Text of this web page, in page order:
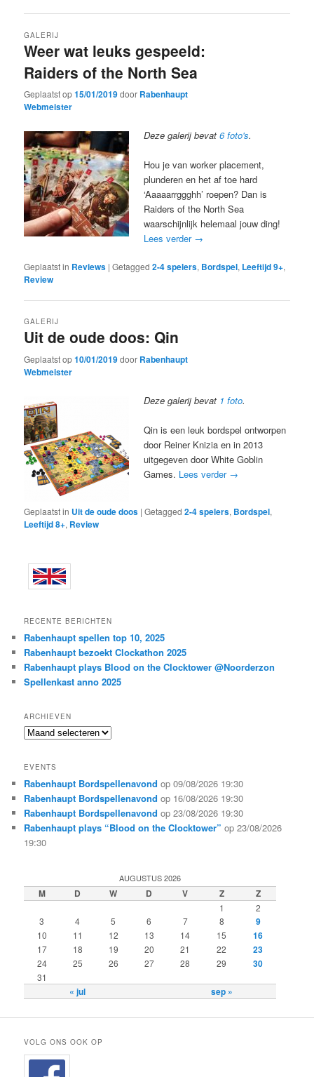
Weer wat leuks gespeeld:
Raiders of the North Sea
GALERIJ
Geplaatst op15/01/2019door Rabenhaupt
Webmeister
Deze galerij bevat6 foto's.
Hou je van worker placement,
plunderen en het af toe hard
‘Aaaaarrggghh’ roepen? Dan is
Raiders of the North Sea
waarschijnlijk helemaal jouw ding!
Lees verder →
Geplaatst in Reviews |Getagged 2-4 spelers, Bordspel, Leeftijd 9+,
Review
Uit de oude doos: Qin
GALERIJ
Geplaatst op10/01/2019door Rabenhaupt
Webmeister
Deze galerij bevat 1 foto.
Qin is een leuk bordspel ontworpen
door Reiner Knizia en in 2013
uitgegeven door White Goblin
Games. Lees verder →
Geplaatst in Uit de oude doos |Getagged 2-4 spelers, Bordspel,
Leeftijd 8+, Review
RECENTE BERICHTEN
Rabenhaupt spellen top 10, 2025
Rabenhaupt bezoekt Clockathon 2025
Rabenhaupt plays Blood on the Clocktower @Noorderzon
Spellenkast anno 2025
ARCHIEVEN
Archieven
EVENTS
Rabenhaupt Bordspellenavond op 09/08/2026 19:30
Rabenhaupt Bordspellenavond op 16/08/2026 19:30
Rabenhaupt Bordspellenavond op 23/08/2026 19:30
Rabenhaupt plays “Blood on the Clocktower” op 23/08/2026
19:30
AUGUSTUS 2026
M D W D V Z Z
1
2
3
4 5 6 7 8 9
10 11 12 13 14 15 16
17 18 19 20 21 22 23
24 25 26 27 28 29 30
31
« jul sep »
VOLG ONS OOK OP